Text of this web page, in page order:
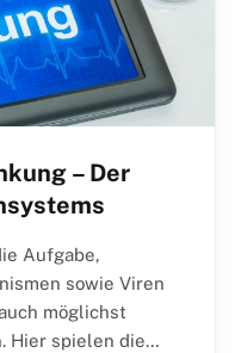
– Der
Aufgabe,
sowie Viren
möglichst
Hier spielen die…